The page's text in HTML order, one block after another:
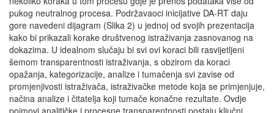
pukog neutralnog procesa. Podržavaoci inicijative DA-RT daju
gore navedeni dijagram (Slika 2) u jednoj od svojih prezentacija
kako bi prikazali korake društvenog istraživanja zasnovanog na
dokazima. U idealnom slučaju bi svi ovi koraci bili rasvijetljeni
šemom transparentnosti istraživanja, s obzirom da koraci
opažanja, kategorizacije, analize i tumačenja svi zavise od
promjenjivosti istraživača, istraživačke metode koja se primjenjuje,
načina analize i čitatelja koji tumače konačne rezultate. Ovdje
pojmovi analitičke i procesne transparentnosti postaju ključni.